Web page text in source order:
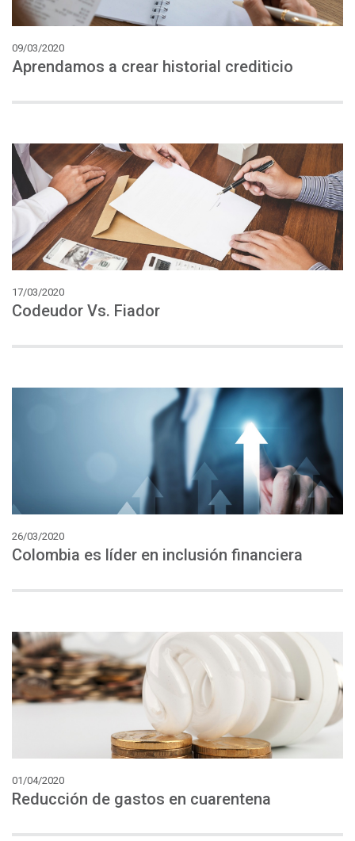
09/03/2020
Aprendamos a crear historial crediticio
17/03/2020
Codeudor Vs. Fiador
26/03/2020
Colombia es líder en inclusión financiera
01/04/2020
Reducción de gastos en cuarentena